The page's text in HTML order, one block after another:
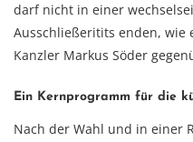
darf nicht in einer
Ausschließeritits enden, wie
Kanzler Markus Söder
Ein Kernprogramm für die
Nach der Wahl und in einer